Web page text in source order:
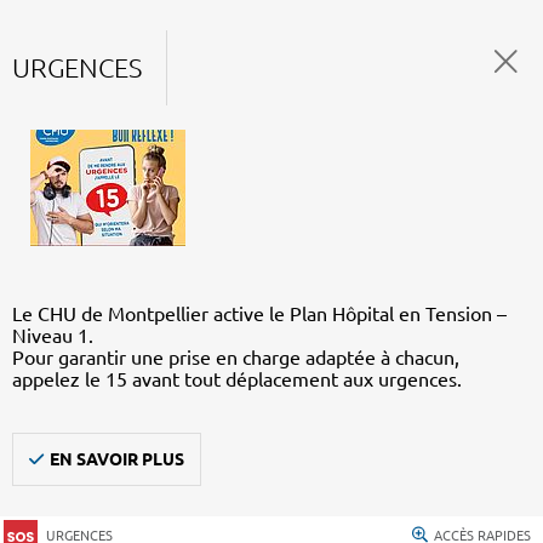
URGENCES
Le CHU de Montpellier active le Plan Hôpital en Tension –
Niveau 1.
Pour garantir une prise en charge adaptée à chacun,
appelez le 15 avant tout déplacement aux urgences.
EN SAVOIR PLUS
URGENCES ACCÈS RAPIDES